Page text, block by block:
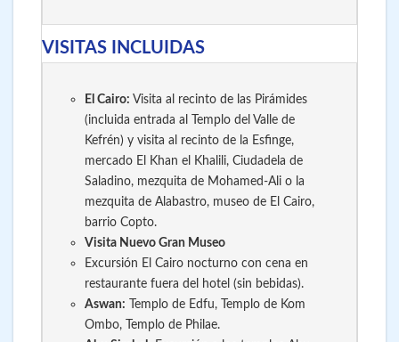
VISITAS INCLUIDAS
El Cairo: Visita al recinto de las Pirámides
(incluida entrada al Templo del Valle de
Kefrén) y visita al recinto de la Esfinge,
mercado El Khan el Khalili, Ciudadela de
Saladino, mezquita de Mohamed-Ali o la
mezquita de Alabastro, museo de El Cairo,
barrio Copto.
Visita Nuevo Gran Museo
Excursión El Cairo nocturno con cena en
restaurante fuera del hotel (sin bebidas).
Aswan: Templo de Edfu, Templo de Kom
Ombo, Templo de Philae.